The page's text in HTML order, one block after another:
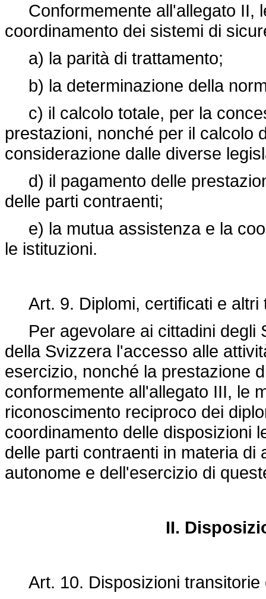
Conformemente all'allegato II,
coordinamento dei sistemi di
a) la parità di trattamento;
b) la determinazione della
c) il calcolo totale, per la
prestazioni, nonché per il calcolo
considerazione dalle diverse
d) il pagamento delle
delle parti contraenti;
e) la mutua assistenza e la
le istituzioni.
Art. 9. Diplomi, certificati e altri
Per agevolare ai cittadini degli
della Svizzera l'accesso alle
esercizio, nonché la prestazione
conformemente all'allegato III, le
riconoscimento reciproco dei
coordinamento delle disposizioni
delle parti contraenti in materia
autonome e dell'esercizio di
II.
Art. 10. Disposizioni transitorie